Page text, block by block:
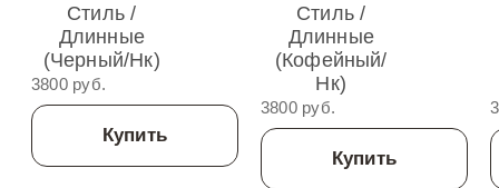
Стиль /
Длинные
(Черный/нк)
3800 руб.
Купить
Стиль /
Длинные
(Кофейный/
Нк)
3800 руб.
Купить